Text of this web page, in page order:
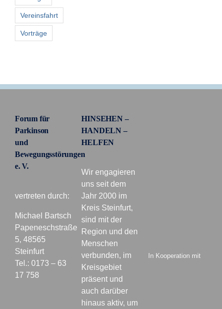
Vereinsfahrt
Vorträge
Forum für
Parkinson
und
Bewegungsstörungen
e. V.
vertreten durch:
Michael Bartsch
Papeneschstraße
5, 48565
Steinfurt
Tel.: 0173 – 63
17 758
HINSEHEN –
HANDELN –
HELFEN
Wir engagieren
uns seit dem
Jahr 2000 im
Kreis Steinfurt,
sind mit der
Region und den
Menschen
verbunden, im
Kreisgebiet
präsent und
auch darüber
hinaus aktiv, um
In Kooperation mit